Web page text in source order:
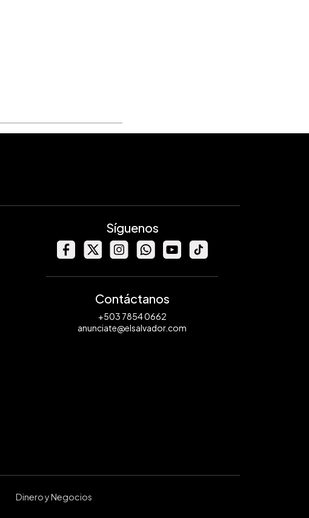
Síguenos
Contáctanos
+503 7854 0662
anunciate@elsalvador.com
Dinero y Negocios